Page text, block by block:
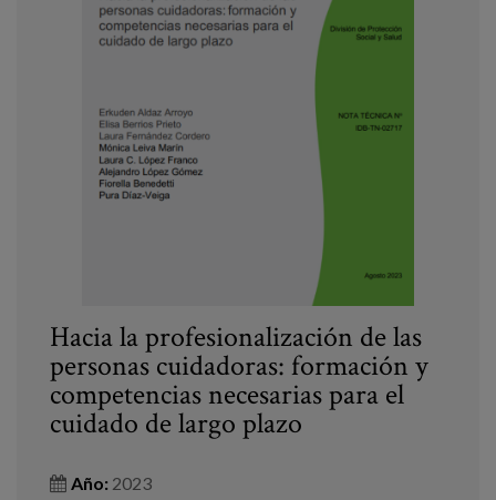
Hacia la profesionalización de las
personas cuidadoras: formación y
competencias necesarias para el
cuidado de largo plazo
Año: 2023